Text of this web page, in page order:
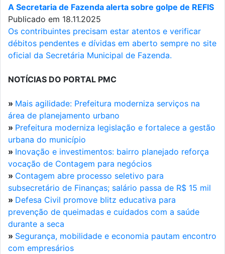
A Secretaria de Fazenda alerta sobre golpe de REFIS
Publicado em 18.11.2025
Os contribuintes precisam estar atentos e verificar
débitos pendentes e dívidas em aberto sempre no site
oficial da Secretária Municipal de Fazenda.
NOTÍCIAS DO PORTAL PMC
» Mais agilidade: Prefeitura moderniza serviços na
área de planejamento urbano
» Prefeitura moderniza legislação e fortalece a gestão
urbana do município
» Inovação e investimentos: bairro planejado reforça
vocação de Contagem para negócios
» Contagem abre processo seletivo para
subsecretário de Finanças; salário passa de R$ 15 mil
» Defesa Civil promove blitz educativa para
prevenção de queimadas e cuidados com a saúde
durante a seca
» Segurança, mobilidade e economia pautam encontro
com empresários